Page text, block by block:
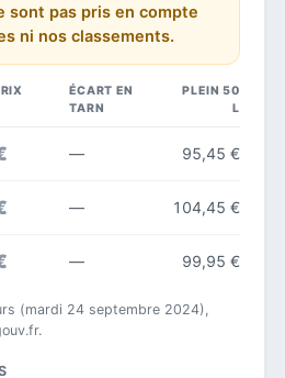
pas pris en compte
ni nos classements.
ÉCART EN
TARN
PLEIN 50
L
— 95,45 €
— 104,45 €
— 99,95 €
(mardi 24 septembre 2024),